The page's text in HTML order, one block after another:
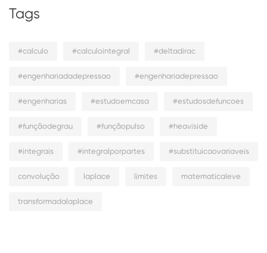
Tags
#calculo #calculointegral #deltadirac
#engenhariadadepressao #engenhariadepressao
#engenharias #estudoemcasa #estudosdefuncoes
#funçãodegrau #funçãopulso #heaviside
#integrais #integralporpartes #substituicaovariaveis
convolução laplace limites matematicaleve
transformadalaplace